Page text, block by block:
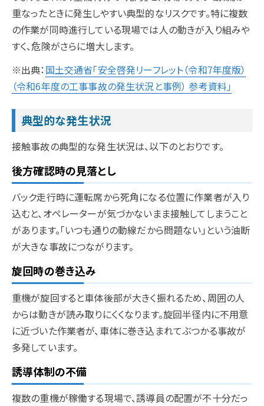
重なったときに発生しやすい典型的なリスクです。特に複数
の作業が同時進行している現場では人の動きが入り組みや
すく、危険がさらに増大します。
※出典： 国土交通省「安全啓発リーフレット（令和7年度版）
（令和6年度の工事事故の発生状況と事例） 参考資料」
典型的な発生状況
接触事故の典型的な発生状況は、以下のとおりです。
後方確認時の見落とし
バック走行時に運転席から死角になる位置に作業者が入り
込むと、オペレーターが気づかないまま接触してしまうこと
があります。「いつも通りの動線だから問題ない」という油断
が大きな事故につながります。
旋回時の巻き込み
重機が旋回すると車体後部が大きく振れるため、周囲の人
からは動きが読み取りにくくなります。旋回半径内に不用意
に近づいた作業者が、車体に巻き込まれてぶつかる事故が
多発しています。
誘導体制の不備
複数の重機が稼働する現場で、誘導員の配置が不十分だっ